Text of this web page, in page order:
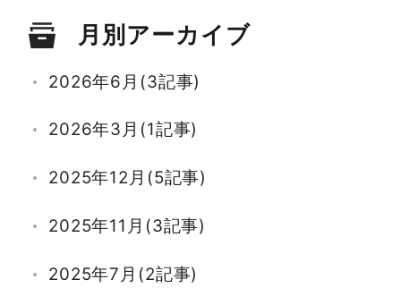
月別アーカイブ
2026年6月(3記事)
2026年3月(1記事)
2025年12月(5記事)
2025年11月(3記事)
2025年7月(2記事)